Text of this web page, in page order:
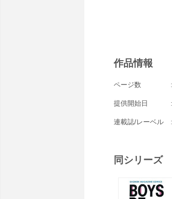
作品情報
ページ数
提供開始日
連載誌/レーベル
同シリーズ